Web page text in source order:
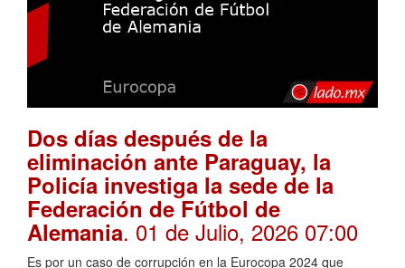
Dos días después de la
eliminación ante Paraguay, la
Policía investiga la sede de la
Federación de Fútbol de
Alemania. 01 de Julio, 2026 07:00
Es por un caso de corrupción en la Eurocopa 2024 que